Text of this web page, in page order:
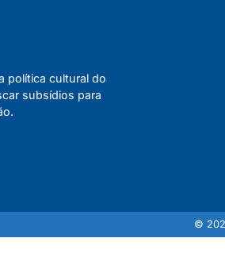
política cultural do
subsídios para
©